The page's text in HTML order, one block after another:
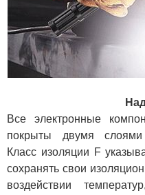
Все электронные
покрыты двумя слоями
Класс изоляции F
сохранять свои
воздействии